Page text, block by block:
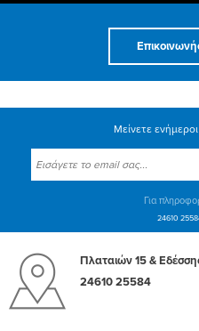
Μείνετε
Για
24610
Πλαταιών 15 &
24610 25584